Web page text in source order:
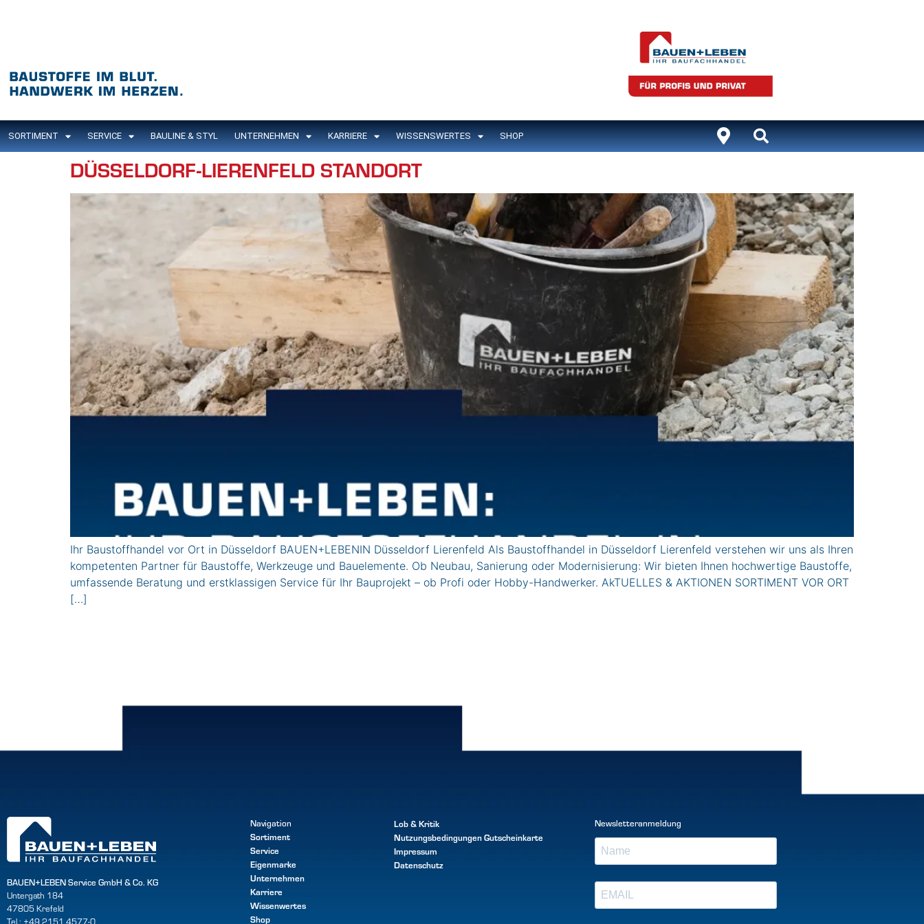
SORTIMENT SERVICE BAULINE & STYL UNTERNEHMEN KARRIERE WISSENSWERTES SHOP
DÜSSELDORF-LIERENFELD STANDORT
Ihr Baustoffhandel vor Ort in Düsseldorf BAUEN+LEBENIN Düsseldorf Lierenfeld Als Baustoffhandel in Düsseldorf Lierenfeld verstehen wir uns als Ihren
kompetenten Partner für Baustoffe, Werkzeuge und Bauelemente. Ob Neubau, Sanierung oder Modernisierung: Wir bieten Ihnen hochwertige Baustoffe,
umfassende Beratung und erstklassigen Service für Ihr Bauprojekt – ob Profi oder Hobby-Handwerker. AkTUELLES & AKTIONEN SORTIMENT VOR ORT
[…]
BAUEN+LEBEN Service GmbH & Co. KG
Untergath 184
47805 Krefeld
Tel.: +49 2151 4577-0
Navigation
Sortiment
Service
Eigenmarke
Unternehmen
Karriere
Wissenwertes
Shop
Lob & Kritik
NutzungsbedingungenGutscheinkarte
Impressum
Datenschutz
Newsletteranmeldung